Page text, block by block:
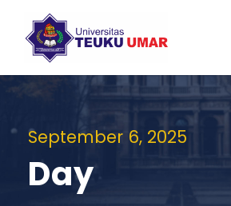
September 6, 2025
Day